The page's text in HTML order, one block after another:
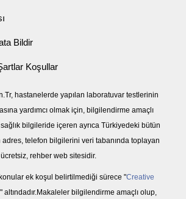
Bildir
Koşullar
hastanelerde yapılan laboratuvar testlerinin
yardımcı olmak için, bilgilendirme amaçlı
bilgileride içeren ayrıca Türkiyedeki bütün
adres, telefon bilgilerini veri tabanında toplayan
ücretsiz, rehber web sitesidir.
ek koşul belirtilmediği sürece "Creative
" altındadır.Makaleler bilgilendirme amaçlı olup,